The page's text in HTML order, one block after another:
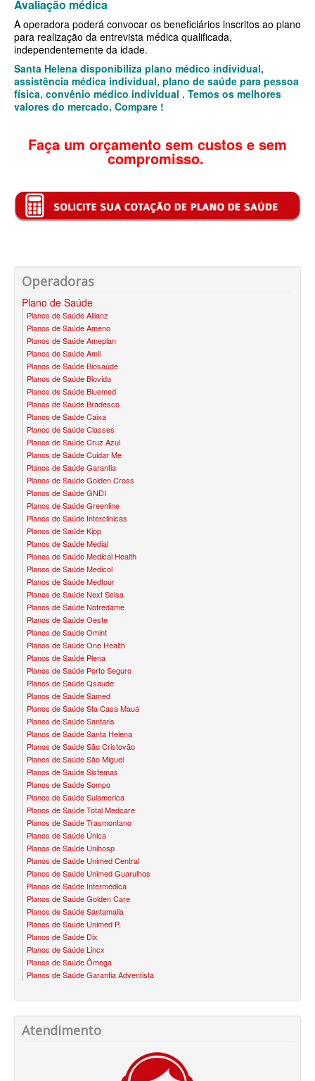
SANTARIS PLANO DE SAÚDE FAMILIAR
SÃO CRISTOVÃO PLANO DE SAÚDE FAMILIAR
SÃO MIGUEL PLANO DE SAÚDE FAMILIAR
STA CASA MAUÁ PLANO DE SAÚDE FAMILIAR
TRASMONTANO PLANO DE SAÚDE FAMILIAR
UNIHOSP PLANO DE SAÚDE FAMILIAR
PLANO DE SAÚDE INFANTIL
AMIL PLANO DE SAÚDE INFANTIL
BLUE MED PLANO DE SAÚDE INFANTIL
CLASSES PLANO DE SAÚDE INFANTIL
CUIDAR ME PLANO DE SAÚDE INFANTIL
GARANTIA GS PLANO DE SAÚDE INFANTIL
GNDI PLANO DE SAÚDE INFANTIL
KIPP PLANO DE SAÚDE INFANTIL
MEDICAL HEALTH PLANO DE SAÚDE INFANTIL
MED TOUR PLANO DE SAÚDE INFANTIL
PLENA PLANO DE SAÚDE INFANTIL
QSAUDE PLANO DE SAÚDE INFANTIL
SANTA HELENA PLANO DE SAÚDE INFANTIL
SÃO CRISTOVÃO PLANO DE SAÚDE INFANTIL
SÃO MIGUEL PLANO DE SAÚDE INFANTIL
STA CASA MAUÁ PLANO DE SAÚDE INFANTIL
TOTAL MEDCARE PLANO DE SAÚDE INFANTIL
UNIHOSP PLANO DE SAÚDE INFANTIL
PLANO DE SAÚDE SÊNIOR
AMEPLAN PLANO DE SAÚDE SÊNIOR
BIO SAÚDE PLANO DE SAÚDE SÊNIOR
BIOVIDA PLANO DE SAÚDE SÊNIOR
BLUE MED PLANO DE SAÚDE SÊNIOR
GREENLINE PLANO DE SAÚDE SÊNIOR
Avaliação médica
A operadora poderá convocar os beneficiários inscritos ao plano
para realização da entrevista médica qualificada,
independentemente da idade.
Santa Helena disponibiliza plano médico individual,
assistência médica individual, plano de saúde para pessoa
física, convênio médico individual . Temos os melhores
valores do mercado. Compare !
Faça um orçamento sem custos e sem
compromisso.
Operadoras
Plano de Saúde
Planos de Saúde Allianz
Planos de Saúde Ameno
Planos de Saúde Ameplan
Planos de Saúde Amil
Planos de Saúde Biosaúde
Planos de Saúde Biovida
Planos de Saúde Bluemed
Planos de Saúde Bradesco
Planos de Saúde Caixa
Planos de Saúde Classes
Planos de Saúde Cruz Azul
Planos de Saúde Cuidar Me
Planos de Saúde Garantia
Planos de Saúde Golden Cross
Planos de Saúde GNDI
Planos de Saúde Greenline
Planos de Saúde Interclinicas
Planos de Saúde Kipp
Planos de Saúde Medial
Planos de Saúde Medical Health
Planos de Saúde Medicol
Planos de Saúde Medtour
Planos de Saúde Next Seisa
Planos de Saúde Notredame
Planos de Saúde Oeste
Planos de Saúde Omint
Planos de Saúde One Health
Planos de Saúde Plena
Planos de Saúde Porto Seguro
Planos de Saúde Qsaude
Planos de Saúde Samed
Planos de Saúde Sta Casa Mauá
Planos de Saúde Santaris
Planos de Saúde Santa Helena
Planos de Saúde São Cristovão
Planos de Saúde São Miguel
Planos de Saúde Sistemas
Planos de Saúde Sompo
Planos de Saúde Sulamerica
Planos de Saúde Total Medcare
Planos de Saúde Trasmontano
Planos de Saúde Única
Planos de Saúde Unihosp
Planos de Saúde Unimed Central
Planos de Saúde Unimed Guarulhos
Planos de Saúde Intermédica
Planos de Saúde Golden Care
Planos de Saúde Santamalia
Planos de Saúde Unimed P.
Planos de Saúde Dix
Planos de Saúde Lincx
Planos de Saúde Ômega
Planos de Saúde Garantia Adventista
Atendimento